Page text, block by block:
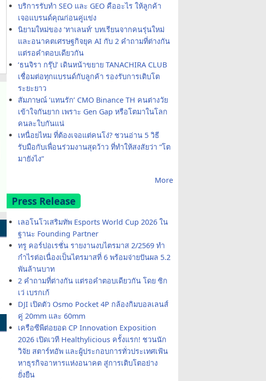
บริการรับทำ SEO และ GEO คืออะไร ให้ลูกค้า
เจอแบรนด์คุณก่อนคู่แข่ง
นิยามใหม่ของ ‘ทาเลนท์’ บทเรียนจากคนรุ่นใหม่
และอนาคตเศรษฐกิจยุค AI กับ 2 คำถามที่ต่างกัน
แต่รอคำตอบเดียวกัน
‘ธนจิรา กรุ๊ป’ เดินหน้าขยาย TANACHIRA CLUB
เชื่อมต่อทุกแบรนด์กับลูกค้า รองรับการเติบโต
ระยะยาว
สัมภาษณ์ ‘แทนรัก’ CMO Binance TH คนต่างวัย
เข้าใจกันยาก เพราะ Gen Gap หรือโตมาในโลก
คนละใบกันแน่
เหนื่อยไหม ที่ต้องเจอแต่คนโง่? ชวนอ่าน 5 วิธี
รับมือกับเพื่อนร่วมงานสุดว้าว ที่ทำให้สงสัยว่า “โต
มายังไง”
More
Press Release
เลอโนโวเสริมทัพ Esports World Cup 2026 ใน
ฐานะ Founding Partner
ทรู คอร์ปอเรชั่น รายงานงบไตรมาส 2/2569 ทำ
กำไรต่อเนื่องเป็นไตรมาสที่ 6 พร้อมจ่ายปันผล 5.2
พันล้านบาท
2 คำถามที่ต่างกัน แต่รอคำตอบเดียวกัน โดย ซิก
เว่ เบรกเก้
DJI เปิดตัว Osmo Pocket 4P กล้องกิมบอลเลนส์
คู่ 20mm และ 60mm
เครือซีพีต่อยอด CP Innovation Exposition
2026 เปิดเวที Healthylicious ครั้งแรก! ชวนนัก
วิจัย สตาร์ทอัพ และผู้ประกอบการทั่วประเทศเฟ้น
หาธุรกิจอาหารแห่งอนาคต สู่การเติบโตอย่าง
ยั่งยืน